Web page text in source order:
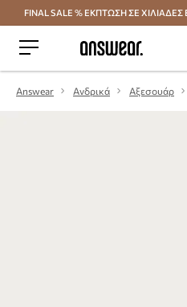
Εξοικονομήστε με
FINAL SALE % ΕΚΠΤΩΣΗ ΣΕ ΧΙΛΙΑΔΕΣ
Answear Ανδρικά Αξεσουάρ